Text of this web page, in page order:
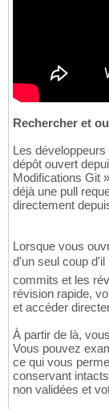
Rechercher et
Les
dépôt ouvert
Modifications Git
déjà une pull
directement
Lorsque vous
d'un seul coup
commits et les
révision rapide,
et accéder
À partir de là,
Vous pouvez
ce qui vous
conservant
non validées et